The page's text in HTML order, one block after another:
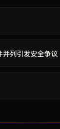
列引发安全争议